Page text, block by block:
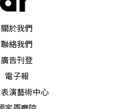
私密的花園〉一段裡，李名
愛與性慾，讓女舞者們在台
動作呈現從性別衍生出來有
肢體律動的部分，編舞者想
關於我們
聯絡我們
廣告刊登
電子報
演藝術中心